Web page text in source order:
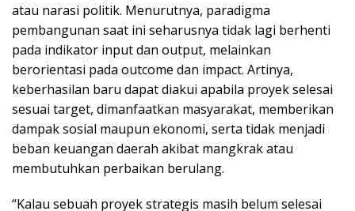
atau narasi politik. Menurutnya, paradigma
pembangunan saat ini seharusnya tidak lagi berhenti
pada indikator input dan output, melainkan
berorientasi pada outcome dan impact. Artinya,
keberhasilan baru dapat diakui apabila proyek selesai
sesuai target, dimanfaatkan masyarakat, memberikan
dampak sosial maupun ekonomi, serta tidak menjadi
beban keuangan daerah akibat mangkrak atau
membutuhkan perbaikan berulang.
“Kalau sebuah proyek strategis masih belum selesai